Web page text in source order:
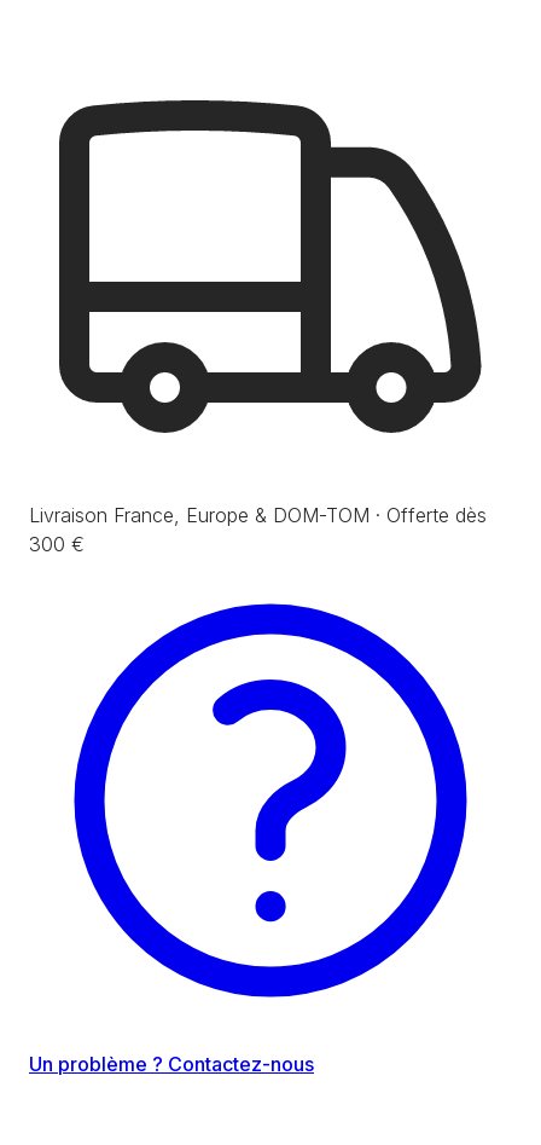
Livraison France, Europe & DOM-TOM · Offerte dès
300 €
Un problème ? Contactez-nous